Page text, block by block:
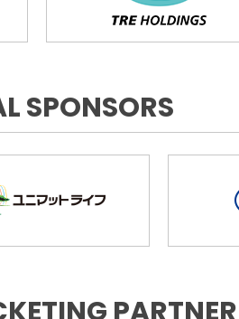
SPONSORS